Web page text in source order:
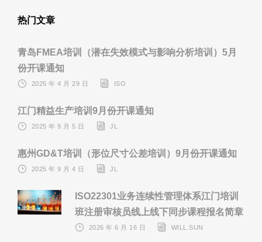
热门文章
青岛FMEA培训（潜在失效模式与影响分析培训）5月
份开课通知
2025 年 4 月 29 日 ISO
江门精益生产培训9月份开课通知
2025 年 9 月 5 日 JL
惠州GD&T培训（形位尺寸公差培训）9月份开课通知
2025 年 9 月 4 日 JL
ISO22301业务连续性管理体系江门培训
班注册审核员线上线下同步课程报名简章
2026 年 6 月 16 日 WILL.SUN